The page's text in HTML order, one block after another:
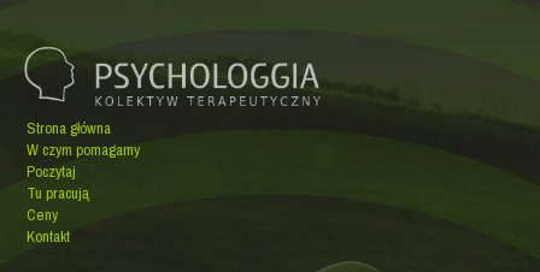
Strona główna
W czym pomagamy
Poczytaj
Tu pracują
Ceny
Kontakt